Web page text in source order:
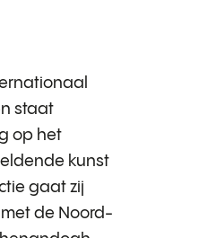
staat
op het
kunst
gaat zij
de Noord-